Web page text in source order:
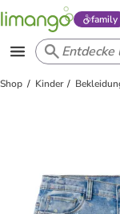
family
Shop Kinder